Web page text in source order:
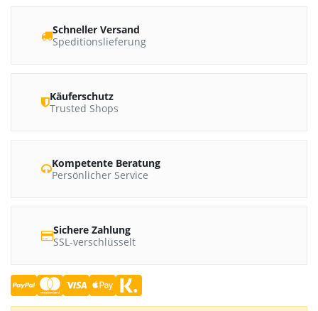
Schneller Versand
Speditionslieferung
Käuferschutz
Trusted Shops
Kompetente Beratung
Persönlicher Service
Sichere Zahlung
SSL-verschlüsselt